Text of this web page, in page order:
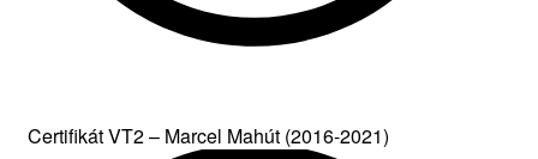
Certifikát VT2 – Marcel Mahút (2016-2021)